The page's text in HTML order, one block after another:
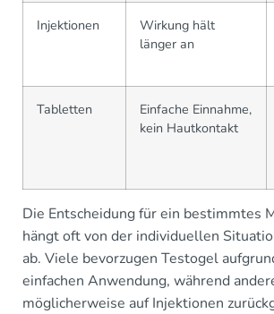
Injektionen
Wirkung hält
länger an
Tabletten
Einfache Einnahme,
kein Hautkontakt
Die Entscheidung für ein bestimmtes
hängt oft von der individuellen
ab. Viele bevorzugen Testogel
einfachen Anwendung, während
möglicherweise auf Injektionen